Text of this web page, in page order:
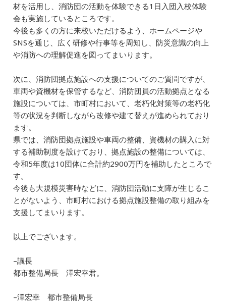
材を活用し、消防団の活動を体験できる1日入団入校体験
会も実施しているところです。
今後も多くの方に来校いただけるよう、ホームページや
SNSを通じ、広く研修や行事等を周知し、防災意識の向上
や消防への理解促進を図ってまいります。
次に、消防団拠点施設への支援についてのご質問ですが、
車両や資機材を保管するなど、消防団員の活動拠点となる
施設については、市町村において、老朽化対策等の老朽化
等の状況を判断しながら改修や建て替えが進められており
ます。
県では、消防団拠点施設や車両の整備、資機材の購入に対
する補助制度を設けており、拠点施設の整備については、
令和5年度は10団体に合計約2900万円を補助したところで
す。
今後も大規模災害時などに、消防団活動に支障が生じるこ
とがないよう、市町村における拠点施設整備の取り組みを
支援してまいります。
以上でございます。
–議長
都市整備局長 澤宏幸君。
–澤宏幸 都市整備局長